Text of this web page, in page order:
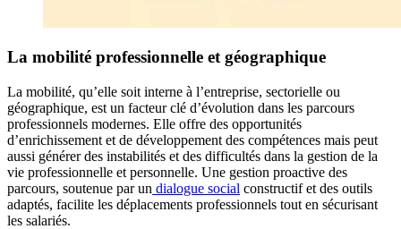
La mobilité professionnelle et géographique
La mobilité, qu’elle soit interne à l’entreprise, sectorielle ou
géographique, est un facteur clé d’évolution dans les parcours
professionnels modernes. Elle offre des opportunités
d’enrichissement et de développement des compétences mais peut
aussi générer des instabilités et des difficultés dans la gestion de la
vie professionnelle et personnelle. Une gestion proactive des
parcours, soutenue par un dialogue social constructif et des outils
adaptés, facilite les déplacements professionnels tout en sécurisant
les salariés.